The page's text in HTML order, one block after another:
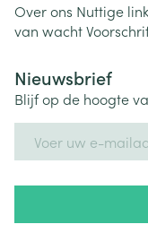
Over ons Nuttige
van wacht
Nieuwsbrief
Blijf op de hoogte